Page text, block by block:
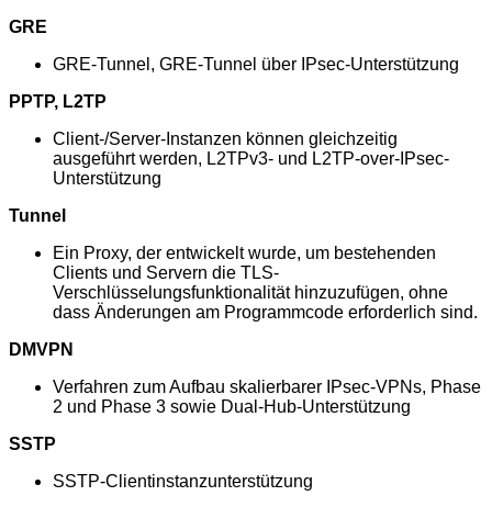
GRE
GRE-Tunnel, GRE-Tunnel über IPsec-Unterstützung
PPTP, L2TP
Client-/Server-Instanzen können gleichzeitig
ausgeführt werden, L2TPv3- und L2TP-over-IPsec-
Unterstützung
Tunnel
Ein Proxy, der entwickelt wurde, um bestehenden
Clients und Servern die TLS-
Verschlüsselungsfunktionalität hinzuzufügen, ohne
dass Änderungen am Programmcode erforderlich sind.
DMVPN
Verfahren zum Aufbau skalierbarer IPsec-VPNs, Phase
2 und Phase 3 sowie Dual-Hub-Unterstützung
SSTP
SSTP-Clientinstanzunterstützung